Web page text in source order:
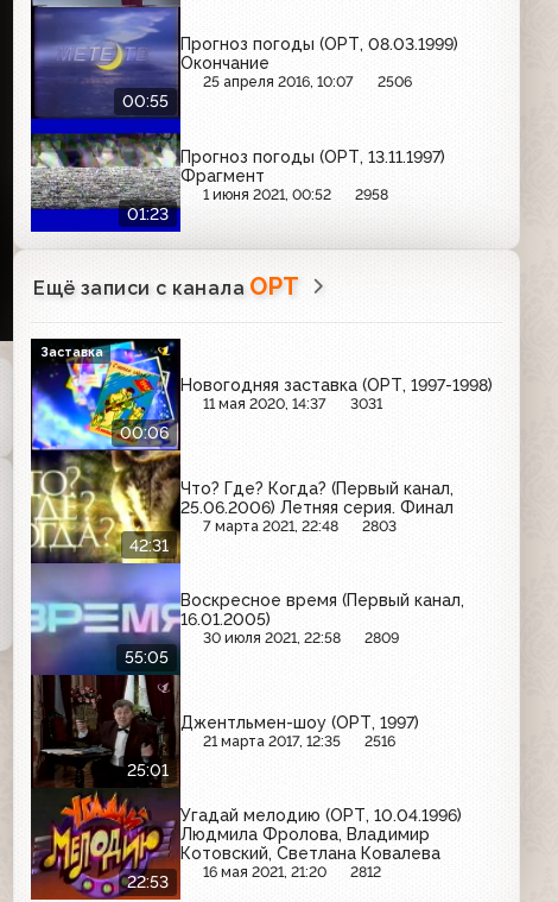
00:55
Прогноз погоды (ОРТ, 08.03.1999)
Окончание
25 апреля 2016, 10:07 2506
01:23
Прогноз погоды (ОРТ, 13.11.1997)
Фрагмент
1 июня 2021, 00:52 2958
Ещё записи с канала ОРТ
00:06
Новогодняя заставка (ОРТ, 1997-1998)
11 мая 2020, 14:37 3031
Заставка
42:31
Что? Где? Когда? (Первый канал,
25.06.2006) Летняя серия. Финал
7 марта 2021, 22:48 2803
55:05
Воскресное время (Первый канал,
16.01.2005)
30 июля 2021, 22:58 2809
25:01
Джентльмен-шоу (ОРТ, 1997)
21 марта 2017, 12:35 2516
22:53
Угадай мелодию (ОРТ, 10.04.1996)
Людмила Фролова, Владимир
Котовский, Светлана Ковалева
16 мая 2021, 21:20 2812